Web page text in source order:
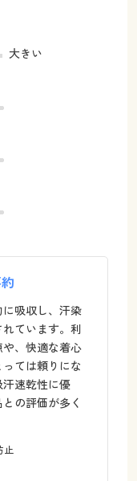
大きい
吸収し、汗染
ています。利
、快適な着心
ては頼りにな
速乾性に優
の評価が多く
止